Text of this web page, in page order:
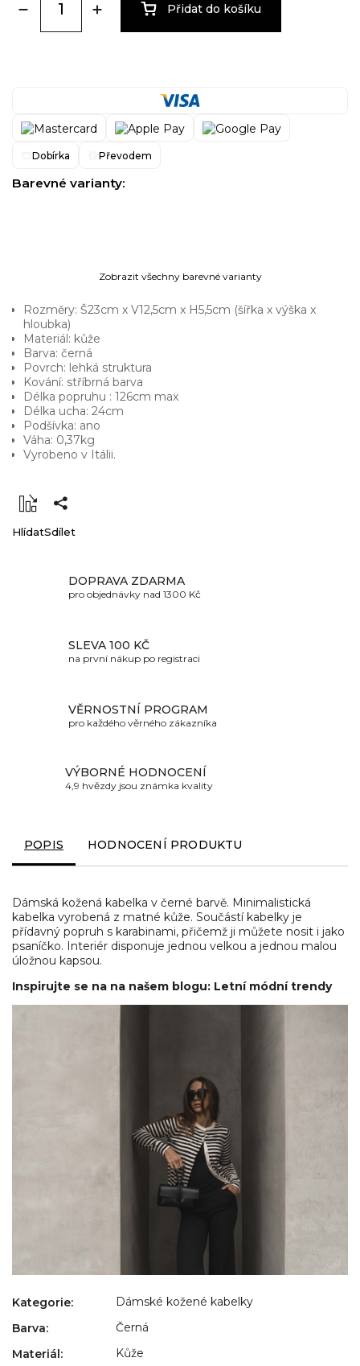
Přidat do košíku
Dobírka Převodem
Barevné varianty:
Zobrazit všechny barevné varianty
Rozměry: Š23cm x V12,5cm x H5,5cm (šířka x výška x
hloubka)
Materiál: kůže
Barva: černá
Povrch: lehká struktura
Kování: stříbrná barva
Délka popruhu : 126cm max
Délka ucha: 24cm
Podšívka: ano
Váha: 0,37kg
Vyrobeno v Itálii.
HlídatSdílet
DOPRAVA ZDARMA
pro objednávky nad 1300 Kč
SLEVA 100 KČ
na první nákup po registraci
VĚRNOSTNÍ PROGRAM
pro každého věrného zákazníka
VÝBORNÉ HODNOCENÍ
4,9 hvězdy jsou známka kvality
POPIS HODNOCENÍ PRODUKTU
Dámská kožená kabelka v černé barvě. Minimalistická
kabelka vyrobená z matné kůže. Součástí kabelky je
přídavný popruh s karabinami, přičemž ji můžete nosit i jako
psaníčko. Interiér disponuje jednou velkou a jednou malou
úložnou kapsou.
Inspirujte se na na našem blogu: Letní módní trendy
Kategorie:
Dámské kožené kabelky
Barva:
Černá
Materiál: Kůže